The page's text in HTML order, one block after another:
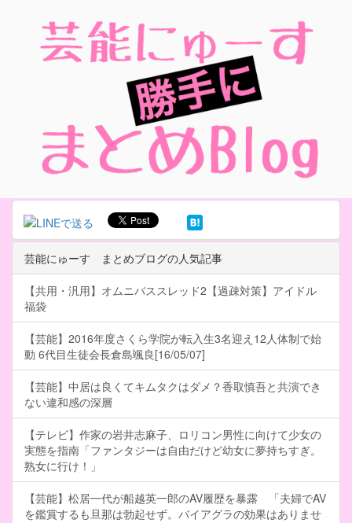
芸能にゅーす まとめブログの人気記事
【共用・汎用】オムニバススレッド2【過疎対策】アイドル
福袋
【芸能】2016年度さくら学院が転入生3名迎え12人体制で始
動 6代目生徒会長倉島颯良[16/05/07]
【芸能】中居は良くてキムタクはダメ？香取慎吾と共演でき
ない違和感の深層
【テレビ】作家の岩井志麻子、ロリコン男性に向けて少女の
実態を指南「ファンタジーは自由だけど幼女に夢持ちすぎ。
熟女に行け！」
【芸能】松居一代が船越英一郎のAV履歴を暴露 「夫婦でAV
を鑑賞するも旦那は勃起せず。バイアグラの効果はありませ